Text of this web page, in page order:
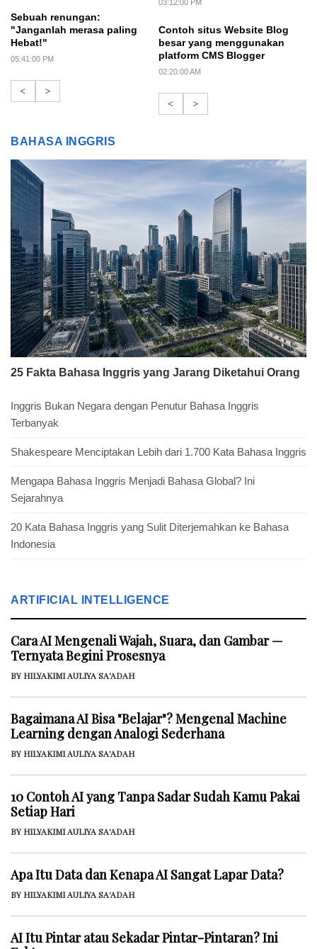
Sebuah renungan:
"Janganlah merasa paling
Hebat!"
05:41:00 PM
< >
03:12:00 PM
Contoh situs Website Blog
besar yang menggunakan
platform CMS Blogger
02:20:00 AM
< >
BAHASA INGGRIS
25 Fakta Bahasa Inggris yang Jarang Diketahui Orang
Inggris Bukan Negara dengan Penutur Bahasa Inggris
Terbanyak
Shakespeare Menciptakan Lebih dari 1.700 Kata Bahasa Inggris
Mengapa Bahasa Inggris Menjadi Bahasa Global? Ini
Sejarahnya
20 Kata Bahasa Inggris yang Sulit Diterjemahkan ke Bahasa
Indonesia
ARTIFICIAL INTELLIGENCE
Cara AI Mengenali Wajah, Suara, dan Gambar —
Ternyata Begini Prosesnya
BY HILYAKIMI AULIYA SA'ADAH
Bagaimana AI Bisa "Belajar"? Mengenal Machine
Learning dengan Analogi Sederhana
BY HILYAKIMI AULIYA SA'ADAH
10 Contoh AI yang Tanpa Sadar Sudah Kamu Pakai
Setiap Hari
BY HILYAKIMI AULIYA SA'ADAH
Apa Itu Data dan Kenapa AI Sangat Lapar Data?
BY HILYAKIMI AULIYA SA'ADAH
AI Itu Pintar atau Sekadar Pintar-Pintaran? Ini